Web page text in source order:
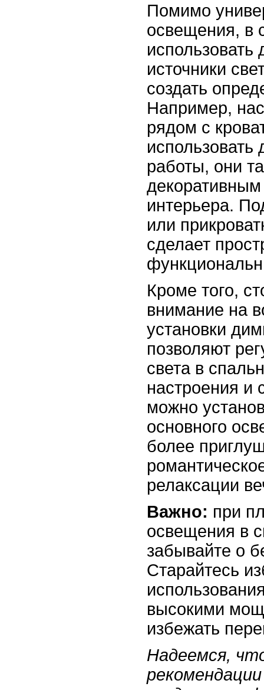
Помимо
освещения, в
источники
создать
Например,
рядом с
использовать
работы, они
интерьера.
или
сделает
Кроме того,
внимание на
установки
позволяют
света в
настроения и
можно
основного
более
релаксации
Важно: при
освещения в
забывайте о
Старайтесь
высокими
избежать
Надеемся,